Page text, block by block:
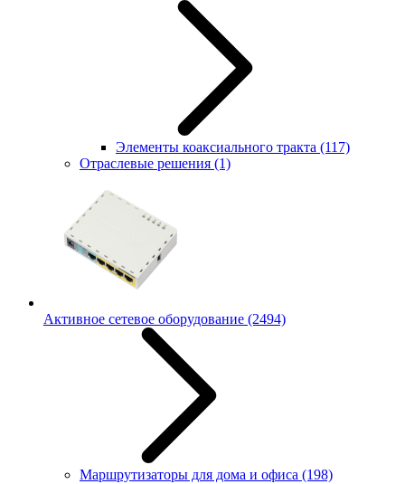
Элементы коаксиального тракта (117)
Отраслевые решения (1)
Активное сетевое оборудование (2494)
Маршрутизаторы для дома и офиса (198)